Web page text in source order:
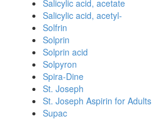
Salicylic acid, acetate
Salicylic acid, acetyl-
Solfrin
Solprin
Solprin acid
Solpyron
Spira-Dine
St. Joseph
St. Joseph Aspirin for Adults
Supac